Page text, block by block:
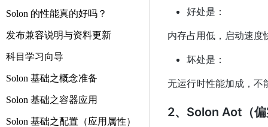
Solon 的性能真的好吗？
发布兼容说明与资料更新
科目学习向导
Solon 基础之概念准备
Solon 基础之容器应用
Solon 基础之配置（应用属性）
好处是：
内存占用低，启动速
坏处是：
无运行时性能加成，不
2、Solon Aot（